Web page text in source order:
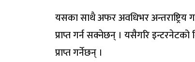
यसका साथै अफर अवधिभर अन्तराष्ट्रिय
प्राप्त गर्न सक्नेछन् । यसैगरि
प्राप्त गर्नेछन् ।